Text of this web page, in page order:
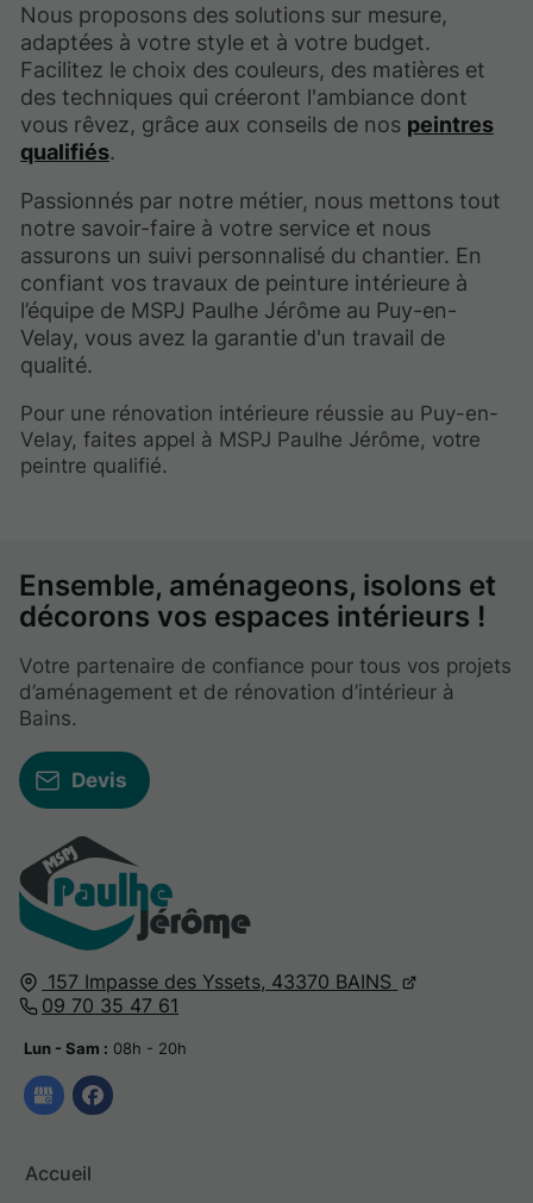
Nous proposons des solutions sur mesure,
adaptées à votre style et à votre budget.
Facilitez le choix des couleurs, des matières et
des techniques qui créeront l'ambiance dont
vous rêvez, grâce aux conseils de nos peintres
qualifiés.
Passionnés par notre métier, nous mettons tout
notre savoir-faire à votre service et nous
assurons un suivi personnalisé du chantier. En
confiant vos travaux de peinture intérieure à
l’équipe de MSPJ Paulhe Jérôme au Puy-en-
Velay, vous avez la garantie d'un travail de
qualité.
Pour une rénovation intérieure réussie au Puy-en-
Velay, faites appel à MSPJ Paulhe Jérôme, votre
peintre qualifié.
157 Impasse des Yssets, 43370 BAINS
09 70 35 47 61
Lun - Sam : 08h - 20h
Accueil
Ensemble, aménageons, isolons et
décorons vos espaces intérieurs !
Votre partenaire de confiance pour tous vos projets
d’aménagement et de rénovation d’intérieur à
Bains.
Devis